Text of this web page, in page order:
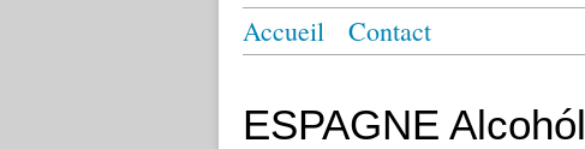
Accueil Contact
ESPAGNE